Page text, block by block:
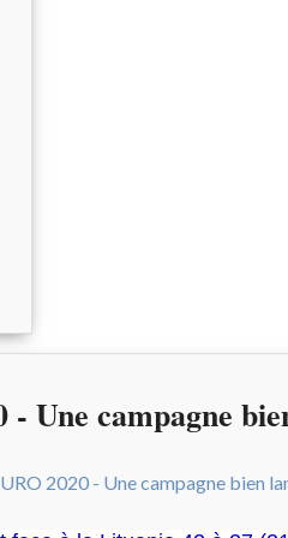
Une campagne